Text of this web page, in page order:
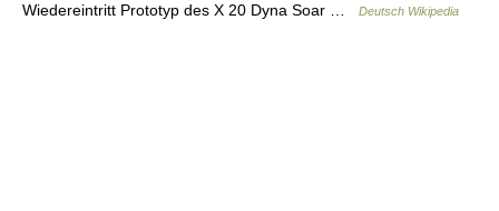
Wiedereintritt Prototyp des X 20 Dyna Soar …
Deutsch Wikipedia